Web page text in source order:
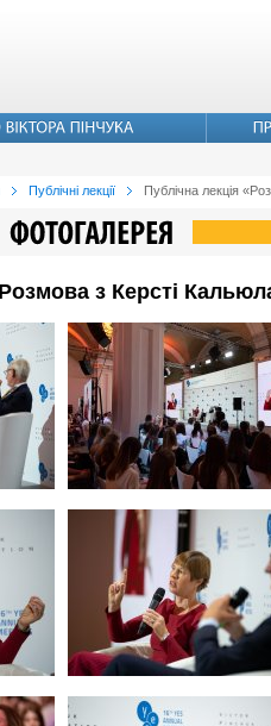
Публічні лекції Публічна лекція
з Керсті